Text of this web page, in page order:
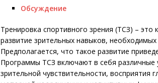
Обсуждение
Тренировка спортивного зрения (ТСЗ) –
развитие зрительных навыков,
Предполагается, что такое развитие
Программы ТСЗ включают в себя различные
зрительной чувствительности, восприятия